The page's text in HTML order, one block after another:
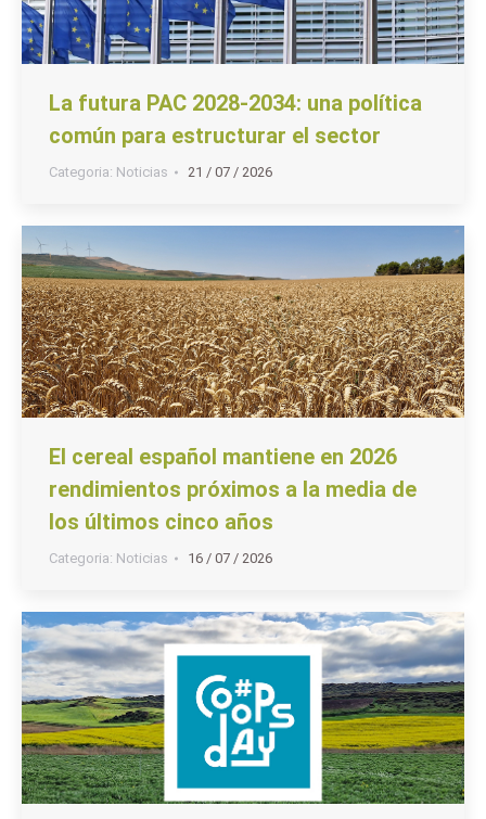
La futura PAC 2028-2034: una política
común para estructurar el sector
Categoria: Noticias 21 / 07 / 2026
El cereal español mantiene en 2026
rendimientos próximos a la media de
los últimos cinco años
Categoria: Noticias 16 / 07 / 2026